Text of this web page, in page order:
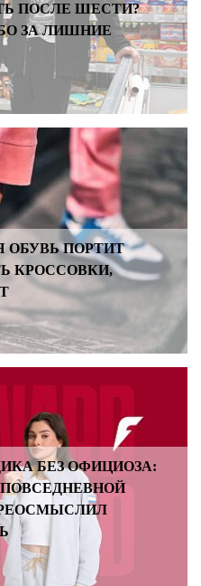
ПОСЛЕ ШЕСТИ?
ЗА ЛИШНИЕ
ОБУВЬ ПОРТИТ
КРОССОВКИ,
БЕЗ ОФИЦИОЗА: